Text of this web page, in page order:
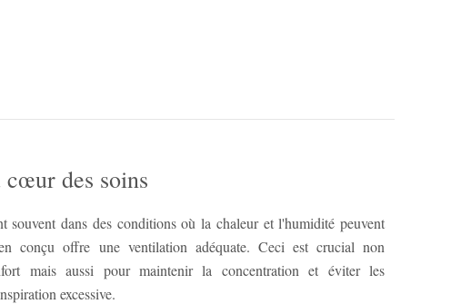
des soins
souvent dans des conditions où la chaleur et l'humidité peuvent
conçu offre une ventilation adéquate. Ceci est crucial non
mais aussi pour maintenir la concentration et éviter les
excessive.